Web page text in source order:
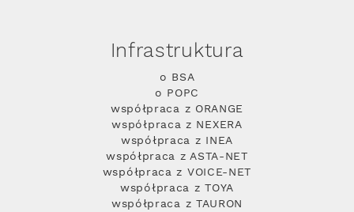
Infrastruktura
o BSA
o POPC
współpraca z ORANGE
współpraca z NEXERA
współpraca z INEA
współpraca z ASTA-NET
współpraca z VOICE-NET
współpraca z TOYA
współpraca z TAURON